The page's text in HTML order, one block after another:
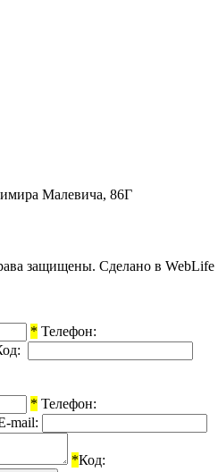
Малевича, 86Г
защищены. Cделано в WebLife
* Телефон:
* Телефон:
mail:
*Код: